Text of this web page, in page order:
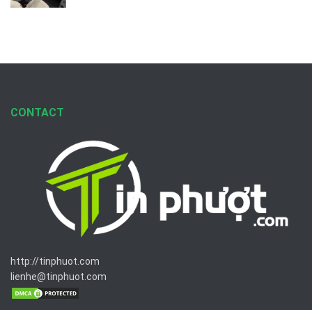
CONTACT
http://tinphuot.com
lienhe@tinphuot.com